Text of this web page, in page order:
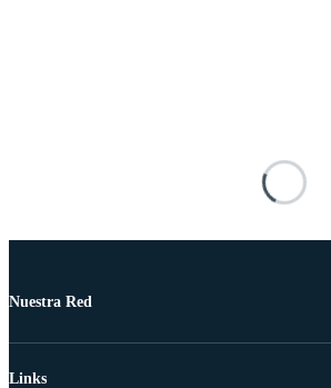
Nuestra Red
Links